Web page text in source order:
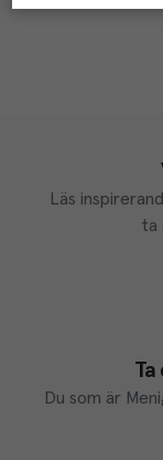
Läs
ta
Ta
Du som är